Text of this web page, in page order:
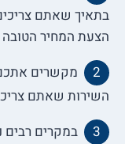
בתאיך שאתם
הצעת המחיר הטובה
מקשרים
השירות שאתם
במקרים רבים